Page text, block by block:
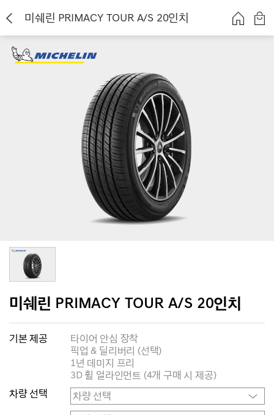
미쉐린 PRIMACY TOUR A/S 20인치
미쉐린 PRIMACY TOUR A/S 20인치
기본 제공
타이어 안심 장착
픽업 & 딜리버리 (선택)
1년 데미지 프리
3D 휠 얼라인먼트 (4개 구매 시 제공)
차량 선택